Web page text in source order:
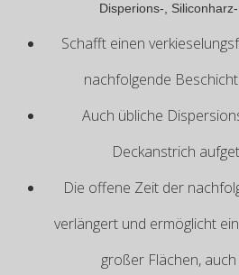
Disperions-,
Schafft einen
nachfolgende
Auch übliche
Deckanstrich
Die offene Zeit der
verlängert und ermöglicht
großer Flächen,